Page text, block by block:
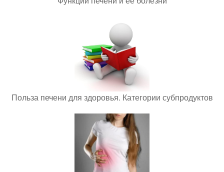
Польза печени для здоровья. Категории субпродуктов